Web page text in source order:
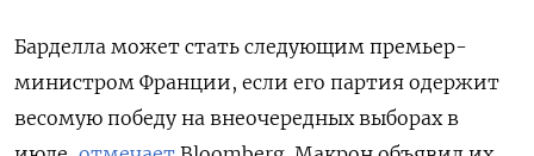
Барделла может стать следующим премьер-
министром Франции, если его партия одержит
весомую победу на внеочередных выборах в